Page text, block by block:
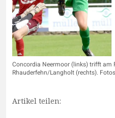
Concordia Neermoor (links) trifft am
Rhauderfehn/Langholt (rechts).
Artikel teilen: